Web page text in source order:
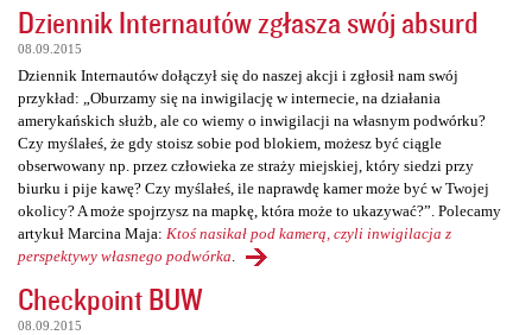
Dziennik Internautów zgłasza swój absurd
08.09.2015
Dziennik Internautów dołączył się do naszej akcji i zgłosił nam swój
przykład: „Oburzamy się na inwigilację w internecie, na działania
amerykańskich służb, ale co wiemy o inwigilacji na własnym podwórku?
Czy myślałeś, że gdy stoisz sobie pod blokiem, możesz być ciągle
obserwowany np. przez człowieka ze straży miejskiej, który siedzi przy
biurku i pije kawę? Czy myślałeś, ile naprawdę kamer może być w Twojej
okolicy? A może spojrzysz na mapkę, która może to ukazywać?”. Polecamy
artykuł Marcina Maja: Ktoś nasikał pod kamerą, czyli inwigilacja z
perspektywy własnego podwórka
Checkpoint BUW
08.09.2015